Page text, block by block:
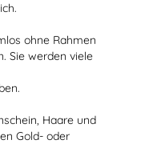
ohne Rahmen
Sie werden viele
Haare und
Gold- oder